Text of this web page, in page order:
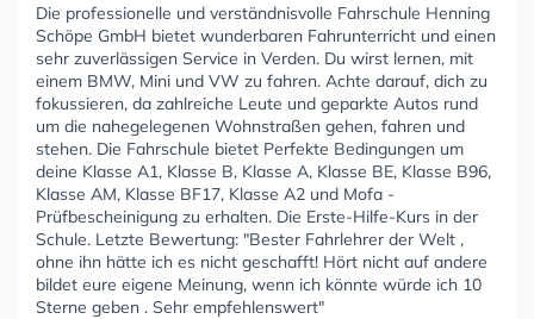
Die professionelle und verständnisvolle Fahrschule Henning
Schöpe GmbH bietet wunderbaren Fahrunterricht und einen
sehr zuverlässigen Service in Verden. Du wirst lernen, mit
einem BMW, Mini und VW zu fahren. Achte darauf, dich zu
fokussieren, da zahlreiche Leute und geparkte Autos rund
um die nahegelegenen Wohnstraßen gehen, fahren und
stehen. Die Fahrschule bietet Perfekte Bedingungen um
deine Klasse A1, Klasse B, Klasse A, Klasse BE, Klasse B96,
Klasse AM, Klasse BF17, Klasse A2 und Mofa -
Prüfbescheinigung zu erhalten. Die Erste-Hilfe-Kurs in der
Schule. Letzte Bewertung: "Bester Fahrlehrer der Welt ,
ohne ihn hätte ich es nicht geschafft! Hört nicht auf andere
bildet eure eigene Meinung, wenn ich könnte würde ich 10
Sterne geben . Sehr empfehlenswert"